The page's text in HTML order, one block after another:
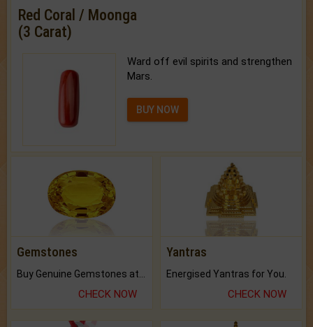
Red Coral / Moonga
(3 Carat)
Ward off evil spirits and strengthen
Mars.
BUY NOW
Gemstones
CHECK NOW
Yantras
Energised Yantras for You.
CHECK NOW